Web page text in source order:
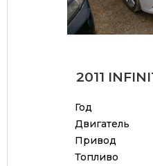
2011
Год
Двигатель
Привод
Топливо